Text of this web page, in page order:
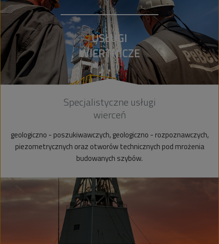
USŁUGI
WIERTNICZE
Specjalistyczne usługi
wierceń
geologiczno - poszukiwawczych, geologiczno - rozpoznawczych,
piezometrycznych oraz otworów technicznych pod mrożenia
budowanych szybów.